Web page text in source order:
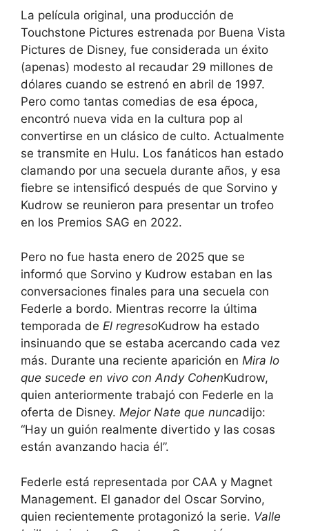
La película original, una producción de
Touchstone Pictures estrenada por Buena Vista
Pictures de Disney, fue considerada un éxito
(apenas) modesto al recaudar 29 millones de
dólares cuando se estrenó en abril de 1997.
Pero como tantas comedias de esa época,
encontró nueva vida en la cultura pop al
convertirse en un clásico de culto. Actualmente
se transmite en Hulu. Los fanáticos han estado
clamando por una secuela durante años, y esa
fiebre se intensificó después de que Sorvino y
Kudrow se reunieron para presentar un trofeo
en los Premios SAG en 2022.
Pero no fue hasta enero de 2025 que se
informó que Sorvino y Kudrow estaban en las
conversaciones finales para una secuela con
Federle a bordo. Mientras recorre la última
temporada de El regresoKudrow ha estado
insinuando que se estaba acercando cada vez
más. Durante una reciente aparición en Mira lo
que sucede en vivo con Andy CohenKudrow,
quien anteriormente trabajó con Federle en la
oferta de Disney. Mejor Nate que nuncadijo:
“Hay un guión realmente divertido y las cosas
están avanzando hacia él”.
Federle está representada por CAA y Magnet
Management. El ganador del Oscar Sorvino,
quien recientemente protagonizó la serie. Valle